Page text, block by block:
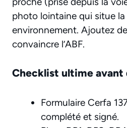
photo lointaine qui situe
environnement. Ajoutez
convaincre l’ABF.
Checklist ultime avant
Formulaire Cerfa
complété et signé.